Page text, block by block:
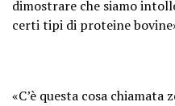
dimostrare che siamo
certi tipi di proteine
«C’è questa cosa chiamata